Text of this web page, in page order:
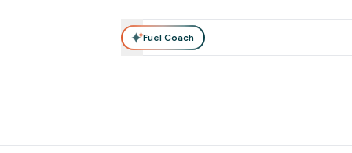
Fuel Coach